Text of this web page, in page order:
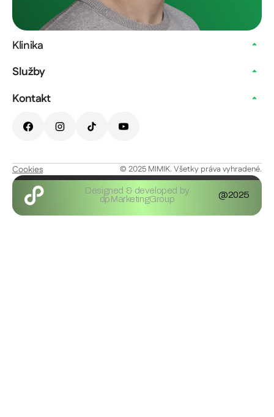
Klinika
Služby
Kontakt
Cookies © 2025 MIMIK. Všetky práva vyhradené.
Designed & developed by
dpMarketingGroup
@2025